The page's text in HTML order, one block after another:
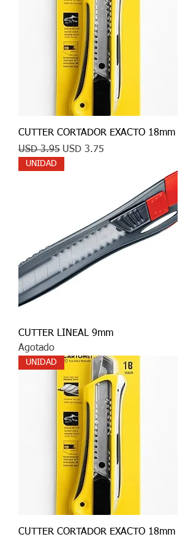
CUTTER CORTADOR EXACTO 18mm
Precio
USD 3.95 Precio de oferta
USD 3.75
UNIDAD
CUTTER LINEAL 9mm
Agotado
UNIDAD
CUTTER CORTADOR EXACTO 18mm